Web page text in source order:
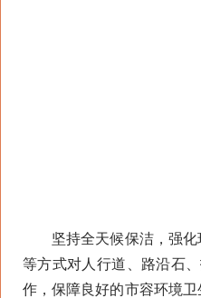
坚持全天候保洁，强化
等方式对人行道、路沿石
作，保障良好的市容环境